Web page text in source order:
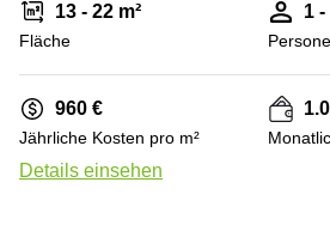
Essen
Büro
mieten
Hannover
Seminarraum
Düsseldorf
8 Hannover
21 Regus
Düsseldorf
Arcus
Park
Torgauer
13 - 22 m²
Fläche
1 -
960 €
Jährliche Kosten pro m²
Details einsehen